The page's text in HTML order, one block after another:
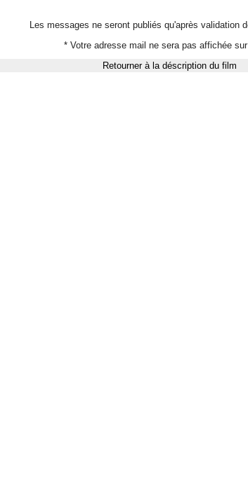
Les messages ne seront publiés qu'après validation
* Votre adresse mail ne sera pas affichée
Retourner à la déscription du film